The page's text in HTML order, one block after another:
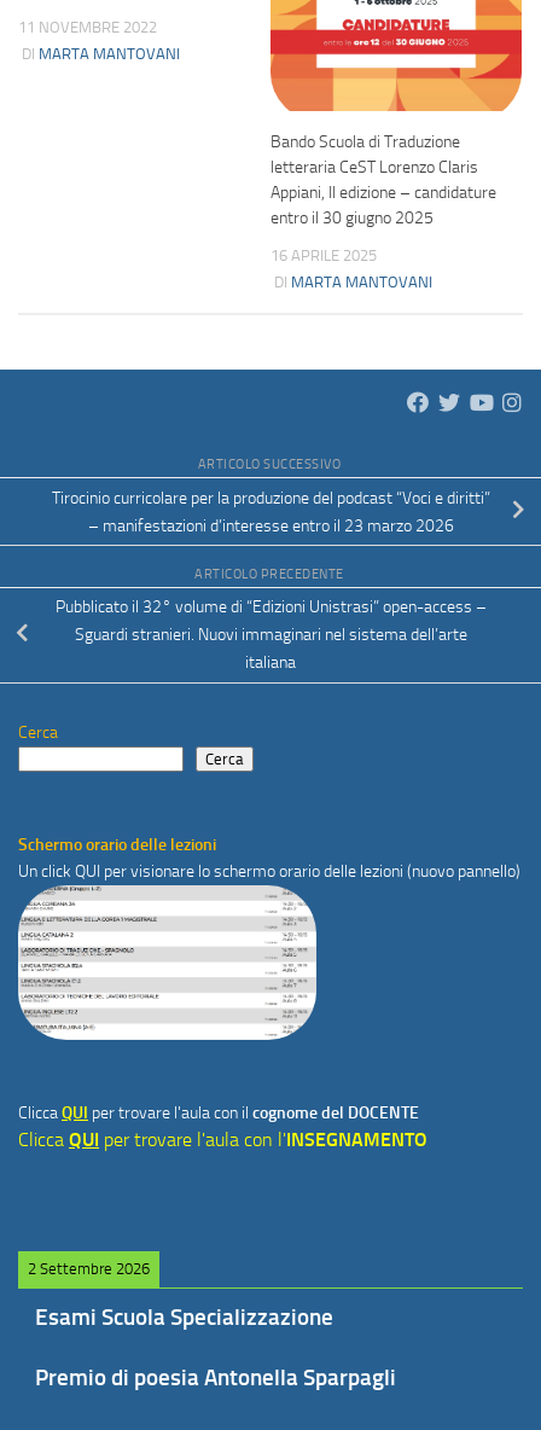
11 NOVEMBRE 2022
DI MARTA MANTOVANI
Bando Scuola di Traduzione
letteraria CeST Lorenzo Claris
Appiani, II edizione – candidature
entro il 30 giugno 2025
16 APRILE 2025
DI MARTA MANTOVANI
ARTICOLO SUCCESSIVO
Tirocinio curricolare per la produzione del podcast “Voci e diritti”
– manifestazioni d’interesse entro il 23 marzo 2026
ARTICOLO PRECEDENTE
Pubblicato il 32° volume di “Edizioni Unistrasi” open-access –
Sguardi stranieri. Nuovi immaginari nel sistema dell’arte
italiana
Cerca
Cerca
Schermo orario delle lezioni
Un click QUI per visionare lo schermo orario delle lezioni (nuovo pannello)
CliccaQUI per trovare l'aula con il cognome del DOCENTE
Clicca QUI per trovare l'aula con l'INSEGNAMENTO
2 Settembre 2026
Esami Scuola Specializzazione
Premio di poesia Antonella Sparpagli